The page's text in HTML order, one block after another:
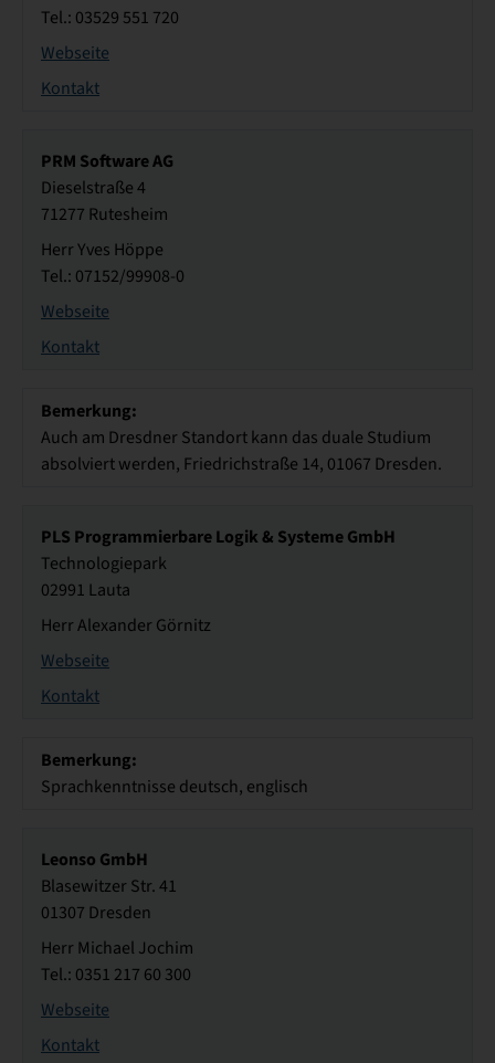
Tel.: 03529 551 720
Webseite
Kontakt
PRM Software AG
Dieselstraße 4
71277 Rutesheim
Herr Yves Höppe
Tel.: 07152/99908-0
Webseite
Kontakt
Bemerkung:
Auch am Dresdner Standort kann das duale Studium
absolviert werden, Friedrichstraße 14, 01067 Dresden.
PLS Programmierbare Logik & Systeme GmbH
Technologiepark
02991 Lauta
Herr Alexander Görnitz
Webseite
Kontakt
Bemerkung:
Sprachkenntnisse deutsch, englisch
Leonso GmbH
Blasewitzer Str. 41
01307 Dresden
Herr Michael Jochim
Tel.: 0351 217 60 300
Webseite
Kontakt